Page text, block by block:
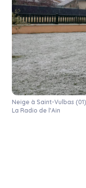
Neige à Saint-Vulbas
La Radio de l’Ain